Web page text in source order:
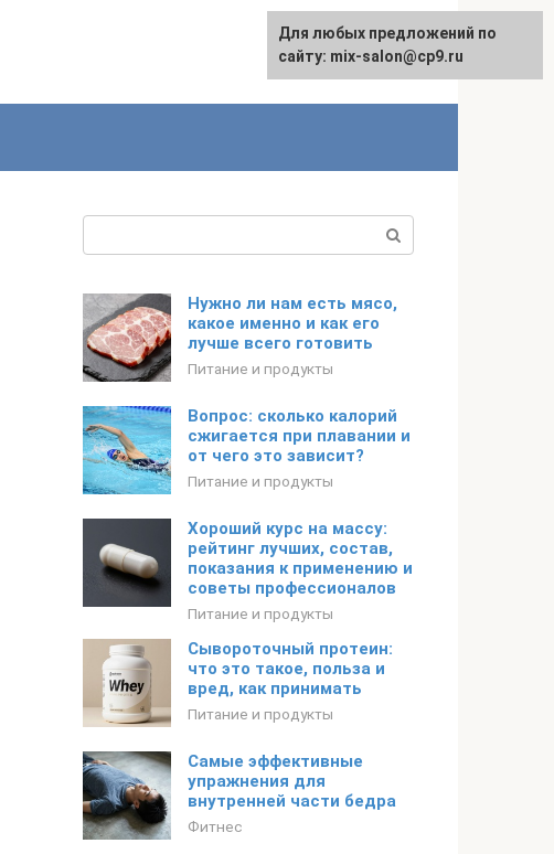
Нужно ли нам есть мясо,
какое именно и как его
лучше всего готовить
Питание и продукты
Вопрос: сколько калорий
сжигается при плавании и
от чего это зависит?
Питание и продукты
Хороший курс на массу:
рейтинг лучших, состав,
показания к применению и
советы профессионалов
Питание и продукты
Сывороточный протеин:
что это такое, польза и
вред, как принимать
Питание и продукты
Самые эффективные
упражнения для
внутренней части бедра
Фитнес
Для любых предложений по
сайту: mix-salon@cp9.ru